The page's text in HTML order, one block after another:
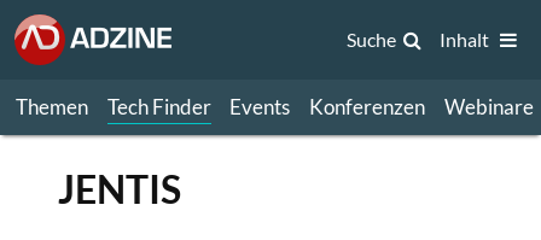
Themen Tech Finder Events Konferenzen Webinare
Suche Inhalt
JENTIS